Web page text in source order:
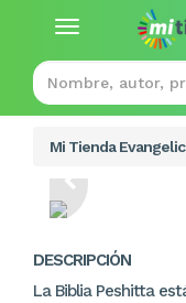
Toggle
Mi Tienda
DESCRIPCIÓN
La Biblia Peshitta